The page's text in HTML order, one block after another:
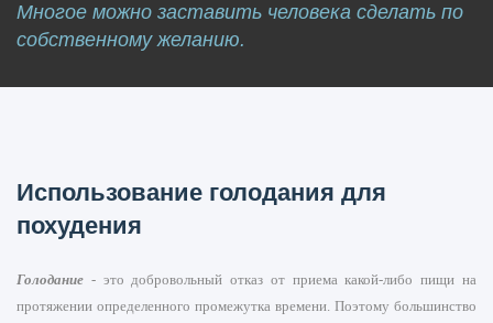
Многое можно заставить человека сделать по
собственному желанию.
Использование голодания для
похудения
Голодание - это добровольный отказ от приема какой-либо пищи на
протяжении определенного промежутка времени. Поэтому большинство